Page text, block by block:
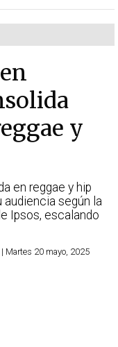
y
en reggae y hip
audiencia según la
Ipsos, escalando
Martes 20 mayo, 2025